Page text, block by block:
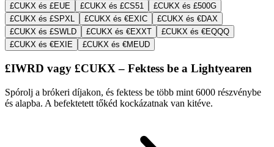
£CUKX és £EUE
£CUKX és £CS51
£CUKX és £500G
£CUKX és £SPXL
£CUKX és €EXIC
£CUKX és €DAX
£CUKX és £SWLD
£CUKX és €EXXT
£CUKX és €EQQQ
£CUKX és €EXIE
£CUKX és €MEUD
£IWRD vagy £CUKX – Fektess be a Lightyearen
Spórolj a brókeri díjakon, és fektess be több mint 6000 részvénybe
és alapba. A befektetett tőkéd kockázatnak van kitéve.